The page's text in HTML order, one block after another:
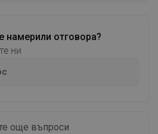
намерили отговора?
ни
още въпроси